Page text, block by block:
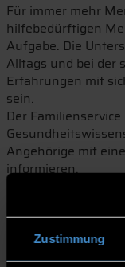
Zustimmung
Für immer mehr
hilfebedürftigen
Aufgabe. Die
Alltags und bei der
Erfahrungen mit
sein.
Der
Angehörige mit
informieren.
Der vierte Vortrag
online statt. Das
Herausforderung
Pflege zu Hause